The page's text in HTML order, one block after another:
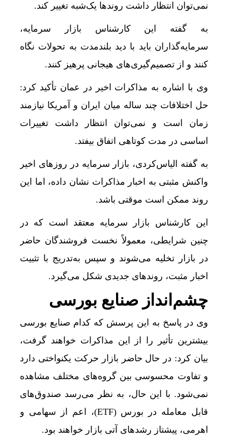
نمی‌توان انتظار داشت روند‌ها یک‌شبه تغییر کند.
به گفته این کارشناس بازار سرمایه،
سرمایه‌گذاران باید با دید بلندمدت به تحولات نگاه
کنند و از تصمیم‌گیری‌های هیجانی پرهیز کنند.
وی با اشاره به مذاکرات اخیر در عمان تأکید کرد:
حل اختلافات چند ساله میان ایران و آمریکا نیازمند
زمان است و نمی‌توان انتظار داشت تغییرات
اساسی در مدت کوتاهی اتفاق بیفتد.
به گفته الیاس‌کردی، بازار سرمایه در روز‌های اخیر
واکنش مثبتی به اخبار مذاکرات نشان داده، اما این
روند ممکن است موقتی باشد.
این کارشناس بازار سرمایه معتقد است که در
چنین شرایطی، معمولاً نخست فروشندگان حاضر
در بازار تخلیه می‌شوند و سپس به‌تدریج با تثبیت
اخبار مثبت، روند‌های جدیدی شکل می‌گیرد.
چشم‌انداز صنایع بورسی
وی در پاسخ به این پرسش که کدام صنایع بورسی
بیشترین تأثیر را از این مذاکرات خواهند گرفت،
بیان کرد: در حال حاضر بازار حرکت یکنواختی دارد
و تفاوت محسوسی بین گروه‌های مختلف مشاهده
نمی‌شود. با این حال، به نظر می‌رسد صندوق‌های
قابل معامله در بورس (ETF)، اعم از سهامی و
اهرمی، پیشتاز رشد‌های آتی بازار خواهند بود.